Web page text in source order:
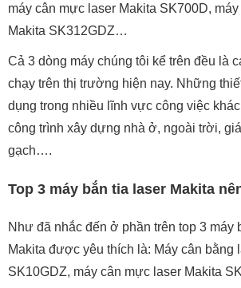
máy cân mực laser Makita SK700D,
Makita SK312GDZ…
Cả 3 dòng máy chúng tôi kể trên đều là
chạy trên thị trường hiện nay. Những
dụng trong nhiều lĩnh vực công việc
công trình xây dựng nhà ở, ngoài trời,
gạch….
Top 3 máy bắn tia laser Makita
Như đã nhắc đến ở phần trên top 3 máy
Makita được yêu thích là: Máy cân bằng
SK10GDZ, máy cân mực laser Makita